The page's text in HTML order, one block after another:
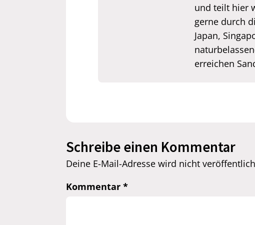
und teilt hier
gerne durch
Japan,
erreichen
Schreibe einen Kommentar
Deine E-Mail-Adresse wird nicht
Kommentar *